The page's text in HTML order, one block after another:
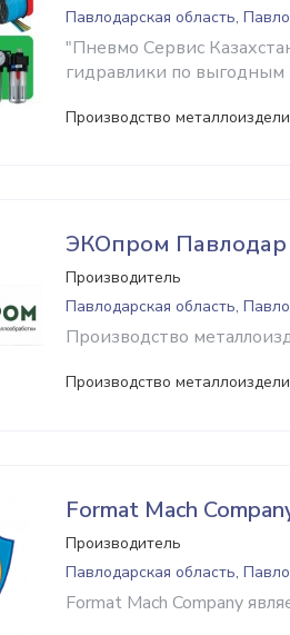
Павлодарская область,
"Пневмо Сервис
гидравлики по выгодным
Производство
ЭКОпром Павлодар
Производитель
Павлодарская область,
Производство
Производство
Format Mach
Производитель
Павлодарская область,
Format Mach Company